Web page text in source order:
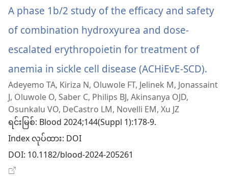
ပါ
A phase 1b/2 study of the efficacy and safety
of combination hydroxyurea and dose-
escalated erythropoietin for treatment of
anemia in sickle cell disease (ACHiEvE-SCD).
အ
Adeyemo TA, Kiriza N, Oluwole FT, Jelinek M, Jonassaint
J, Oluwole O, Saber C, Philips BJ, Akinsanya OJD,
Osunkalu VO, DeCastro LM, Novelli EM, Xu JZ
ရင်းမြစ်‎: Blood 2024;144(Suppl 1):178-9.
Index လုပ်ထား‎: DOI
DOI‎: 10.1182/blood-2024-205261